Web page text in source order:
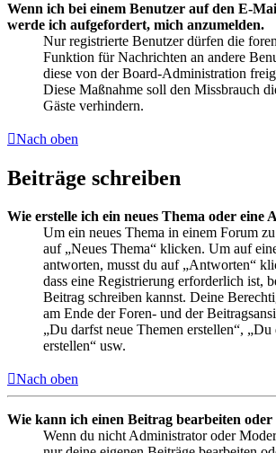
Wenn ich bei einem Benutzer auf den E-
werde ich aufgefordert, mich anzumelden.
Nur registrierte Benutzer dürfen die
Funktion für Nachrichten an andere
diese von der Board-Administration
Diese Maßnahme soll den Missbrauch
Gäste verhindern.
Nach oben
Beiträge schreiben
Wie erstelle ich ein neues Thema oder eine
Um ein neues Thema in einem Forum
auf „Neues Thema“ klicken. Um auf
antworten, musst du auf „Antworten“
dass eine Registrierung erforderlich ist,
Beitrag schreiben kannst. Deine
am Ende der Foren- und der
„Du darfst neue Themen erstellen“,
erstellen“ usw.
Nach oben
Wie kann ich einen Beitrag bearbeiten oder
Wenn du nicht Administrator oder